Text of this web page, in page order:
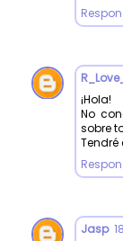
¡Hola!
No
sobre
Tendré
Jasp